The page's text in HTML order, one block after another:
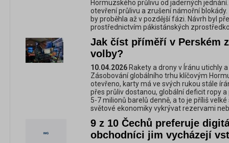
Hormuzského průlivu od jaderných
otevření průlivu a zrušení námořní
by proběhla až v pozdější fázi. Návrh byl
prostřednictvím pákistánských
Jak číst příměří v Perském
volby?
10.04.2026 Rakety a drony v Íránu utichly
Zásobování globálního trhu klíčovým
otevřeno, karty má ve svých rukou stále
přes průliv dostanou, globální deficit ropy
5-7 milionů barelů denně, a to je příliš
světové ekonomiky vykrývat rezervami
9 z 10 Čechů preferuje
obchodníci jim vycházejí